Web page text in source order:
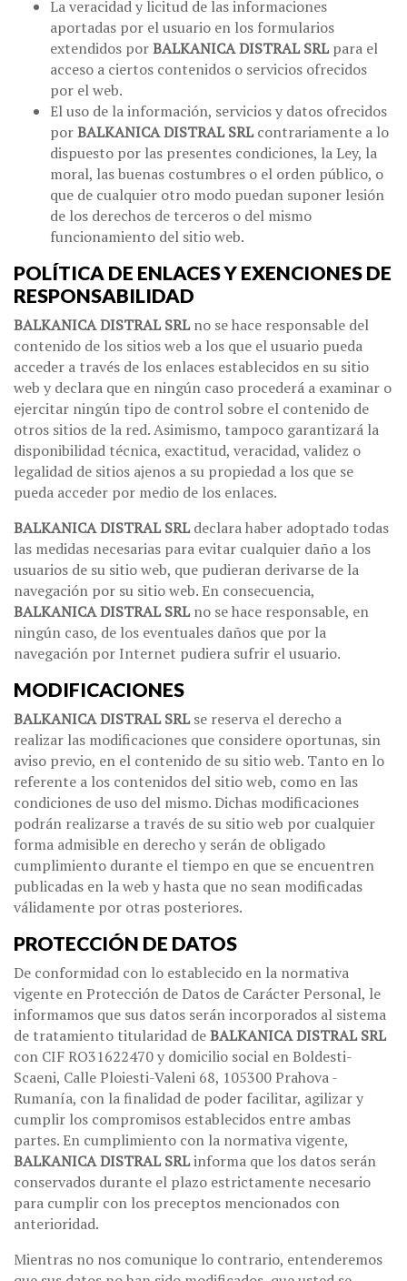
La veracidad y licitud de las informaciones
aportadas por el usuario en los formularios
extendidos porBALKANICA DISTRAL SRLpara el
acceso a ciertos contenidos o servicios ofrecidos
por el web.
El uso de la información, servicios y datos ofrecidos
porBALKANICA DISTRAL SRLcontrariamente a lo
dispuesto por las presentes condiciones, la Ley, la
moral, las buenas costumbres o el orden público, o
que de cualquier otro modo puedan suponer lesión
de los derechos de terceros o del mismo
funcionamiento del sitio web.
POLÍTICA DE ENLACES Y EXENCIONES DE
RESPONSABILIDAD
BALKANICA DISTRAL SRLno se hace responsable del
contenido de los sitios web a los que el usuario pueda
acceder a través de los enlaces establecidos en su sitio
web y declara que en ningún caso procederá a examinar o
ejercitar ningún tipo de control sobre el contenido de
otros sitios de la red. Asimismo, tampoco garantizará la
disponibilidad técnica, exactitud, veracidad, validez o
legalidad de sitios ajenos a su propiedad a los que se
pueda acceder por medio de los enlaces.
BALKANICA DISTRAL SRLdeclara haber adoptado todas
las medidas necesarias para evitar cualquier daño a los
usuarios de su sitio web, que pudieran derivarse de la
navegación por su sitio web. En consecuencia,
BALKANICA DISTRAL SRLno se hace responsable, en
ningún caso, de los eventuales daños que por la
navegación por Internet pudiera sufrir el usuario.
MODIFICACIONES
BALKANICA DISTRAL SRLse reserva el derecho a
realizar las modificaciones que considere oportunas, sin
aviso previo, en el contenido de su sitio web. Tanto en lo
referente a los contenidos del sitio web, como en las
condiciones de uso del mismo. Dichas modificaciones
podrán realizarse a través de su sitio web por cualquier
forma admisible en derecho y serán de obligado
cumplimiento durante el tiempo en que se encuentren
publicadas en la web y hasta que no sean modificadas
válidamente por otras posteriores.
PROTECCIÓN DE DATOS
De conformidad con lo establecido en la normativa
vigente en Protección de Datos de Carácter Personal, le
informamos que sus datos serán incorporados al sistema
de tratamiento titularidad deBALKANICA DISTRAL SRL
con CIF RO31622470 y domicilio social en Boldesti-
Scaeni, Calle Ploiesti-Valeni 68, 105300 Prahova -
Rumanía, con la finalidad de poder facilitar, agilizar y
cumplir los compromisos establecidos entre ambas
partes. En cumplimiento con la normativa vigente,
BALKANICA DISTRAL SRLinforma que los datos serán
conservados durante el plazo estrictamente necesario
para cumplir con los preceptos mencionados con
anterioridad.
Mientras no nos comunique lo contrario, entenderemos